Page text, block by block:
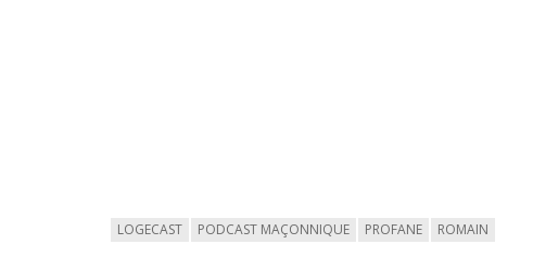
LOGECAST PODCAST MAÇONNIQUE PROFANE ROMAIN